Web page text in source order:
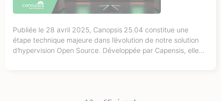
Publiée le 28 avril 2025, Canopsis 25.04 constitue une
étape technique majeure dans l’évolution de notre solution
d’hypervision Open Source. Développée par Capensis, elle